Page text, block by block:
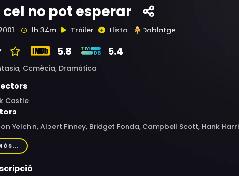
cel no pot esperar
1h 34m Tràiler Llista Doblatge
5.8 5.4
Comèdia, Dramàtica
Castle
Yelchin, Albert Finney, Bridget Fonda, Campbell Scott, Hank
Farmer, John Cho, Keith Gordon, Efren Ramirez, Peter Nelson